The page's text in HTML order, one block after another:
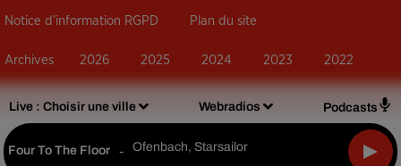
Live : Choisir une ville Webradios Podcasts
Four To The Floor - Ofenbach, Starsailor
Notice d’information RGPD Plan du site
Archives 2026 2025 2024 2023 2022